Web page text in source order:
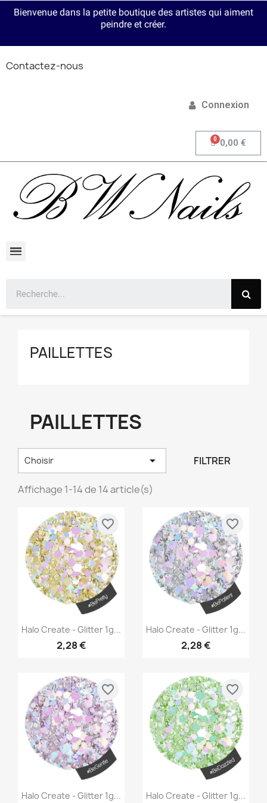
Bienvenue dans la petite boutique des artistes qui aiment
peindre et créer.
Contactez-nous
Connexion
0,00 €
PAILLETTES
PAILLETTES
Choisir  FILTRER
Affichage 1-14 de 14 article(s)
Aperçu rapide
Halo Create - Glitter 1g...
2,28 €
favorite_border
Aperçu rapide
Halo Create - Glitter 1g...
2,28 €
favorite_border
Aperçu rapide
Halo Create - Glitter 1g...
favorite_border
Aperçu rapide
Halo Create - Glitter 1g...
favorite_border